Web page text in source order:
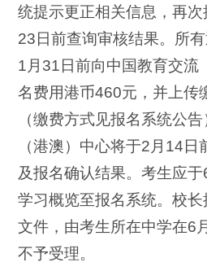
统提示更正相关信息，再次
23日前查询审核结果。所
1月31日前向中国教育交流
名费用港币460元，并上传
（缴费方式见报名系统公
（港澳）中心将于2月14
及报名确认结果。考生应
学习概览至报名系统。校
文件，由考生所在中学在6
不予受理。